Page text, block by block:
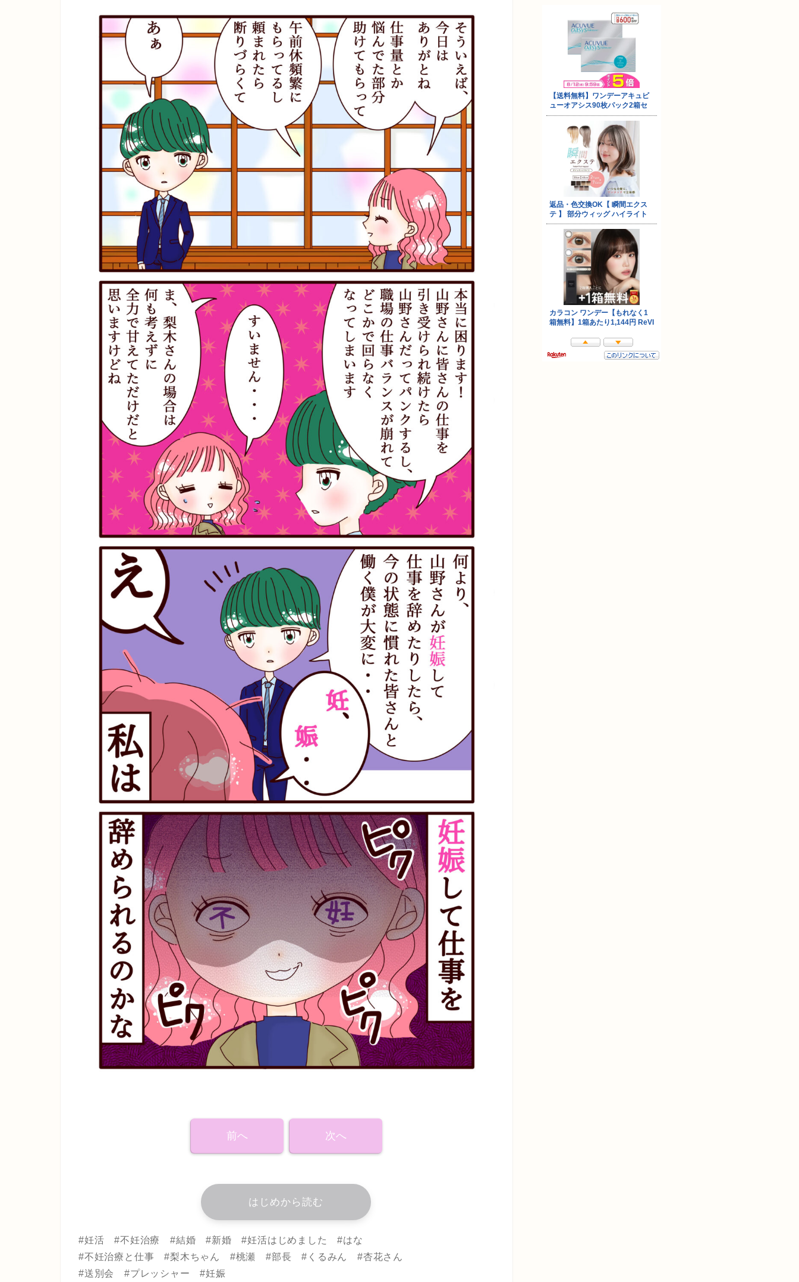
前へ 次へ
はじめから読む
#妊活 #不妊治療 #結婚 #新婚 #妊活はじめました #はな
#不妊治療と仕事 #梨木ちゃん #桃瀬 #部長 #くるみん #杏花さん
#送別会 #プレッシャー #妊娠